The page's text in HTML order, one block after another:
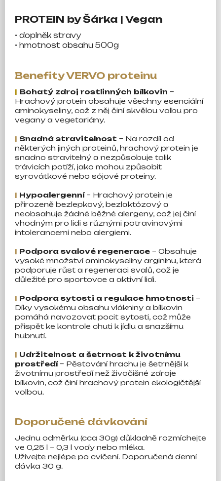
PROTEIN by Šárka | Vegan
• doplněk stravy
• hmotnost obsahu 500g
Benefity VERVO proteinu
| Bohatý zdroj rostlinných bílkovin –
Hrachový protein obsahuje všechny esenciální
aminokyseliny, což z něj činí skvělou volbu pro
vegany a vegetariány.
| Snadná stravitelnost – Na rozdíl od
některých jiných proteinů, hrachový protein je
snadno stravitelný a nezpůsobuje tolik
trávicích potíží, jako mohou způsobit
syrovátkové nebo sójové proteiny.
| Hypoalergenní – Hrachový protein je
přirozeně bezlepkový, bezlaktózový a
neobsahuje žádné běžné alergeny, což jej činí
vhodným pro lidi s různými potravinovými
intolerancemi nebo alergiemi.
| Podpora svalové regenerace – Obsahuje
vysoké množství aminokyseliny argininu, která
podporuje růst a regeneraci svalů, což je
důležité pro sportovce a aktivní lidi.
| Podpora sytosti a regulace hmotnosti –
Díky vysokému obsahu vlákniny a bílkovin
pomáhá navozovat pocit sytosti, což může
přispět ke kontrole chuti k jídlu a snazšímu
hubnutí.
| Udržitelnost a šetrnost k životnímu
prostředí – Pěstování hrachu je šetrnější k
životnímu prostředí než živočišné zdroje
bílkovin, což činí hrachový protein ekologičtější
volbou.
Doporučené dávkování
Jednu odměrku (cca 30g) důkladně rozmíchejte
ve 0,25 l – 0,3 l vody nebo mléka.
Užívejte nejlépe po cvičení. Doporučená denní
dávka 30 g.